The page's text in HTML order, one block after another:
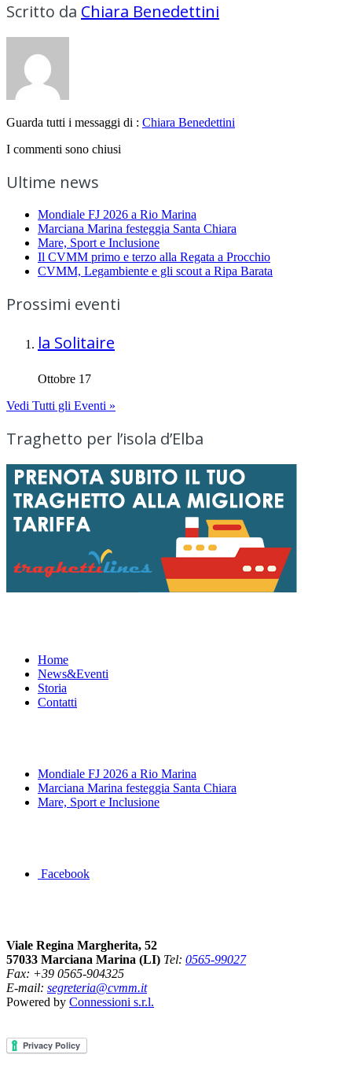
Scritto da Chiara Benedettini
Guarda tutti i messaggi di : Chiara Benedettini
I commenti sono chiusi
Ultime news
Mondiale FJ 2026 a Rio Marina
Marciana Marina festeggia Santa Chiara
Mare, Sport e Inclusione
Il CVMM primo e terzo alla Regata a Procchio
CVMM, Legambiente e gli scout a Ripa Barata
Prossimi eventi
la Solitaire
Ottobre 17
Vedi Tutti gli Eventi »
Traghetto per l’isola d’Elba
Home
News&Eventi
Storia
Contatti
Mondiale FJ 2026 a Rio Marina
Marciana Marina festeggia Santa Chiara
Mare, Sport e Inclusione
Facebook
Viale Regina Margherita, 52
57033 Marciana Marina (LI) Tel: 0565-99027
Fax: +39 0565-904325
E-mail: segreteria@cvmm.it
Powered by Connessioni s.r.l.